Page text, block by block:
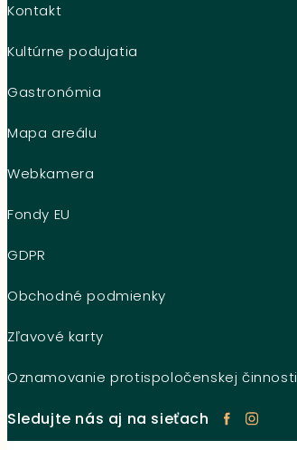
Kontakt
Kultúrne podujatia
Gastronómia
Mapa areálu
Webkamera
Fondy EU
GDPR
Obchodné podmienky
Zľavové karty
Oznamovanie protispoločenskej činnosti
Sledujte nás aj na sieťach